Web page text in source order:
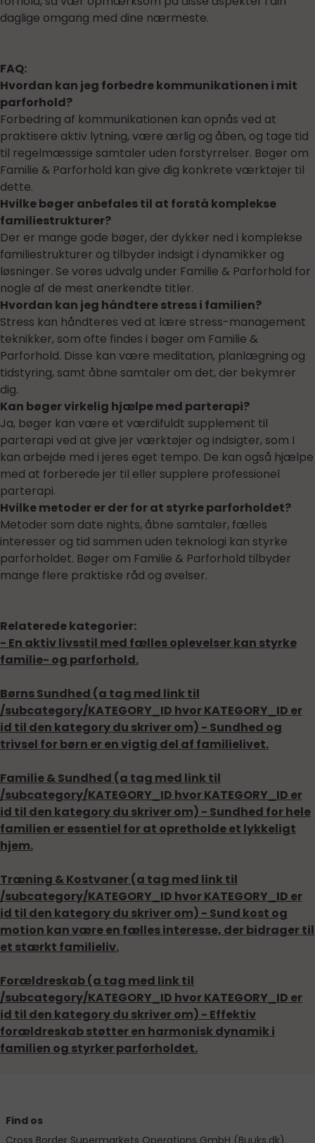
daglige omgang med dine nærmeste.
FAQ:
Hvordan kan jeg forbedre kommunikationen i mit
parforhold?
Forbedring af kommunikationen kan opnås ved at
praktisere aktiv lytning, være ærlig og åben, og tage tid
til regelmæssige samtaler uden forstyrrelser. Bøger om
Familie & Parforhold kan give dig konkrete værktøjer til
dette.
Hvilke bøger anbefales til at forstå komplekse
familiestrukturer?
Der er mange gode bøger, der dykker ned i komplekse
familiestrukturer og tilbyder indsigt i dynamikker og
løsninger. Se vores udvalg under Familie & Parforhold for
nogle af de mest anerkendte titler.
Hvordan kan jeg håndtere stress i familien?
Stress kan håndteres ved at lære stress-management
teknikker, som ofte findes i bøger om Familie &
Parforhold. Disse kan være meditation, planlægning og
tidstyring, samt åbne samtaler om det, der bekymrer
dig.
Kan bøger virkelig hjælpe med parterapi?
Ja, bøger kan være et værdifuldt supplement til
parterapi ved at give jer værktøjer og indsigter, som I
kan arbejde med i jeres eget tempo. De kan også hjælpe
med at forberede jer til eller supplere professionel
parterapi.
Hvilke metoder er der for at styrke parforholdet?
Metoder som date nights, åbne samtaler, fælles
interesser og tid sammen uden teknologi kan styrke
parforholdet. Bøger om Familie & Parforhold tilbyder
mange flere praktiske råd og øvelser.
Relaterede kategorier:
- En aktiv livsstil med fælles oplevelser kan styrke
familie- og parforhold.
Børns Sundhed (a tag med link til
/subcategory/KATEGORY_ID hvor KATEGORY_ID er
id til den kategory du skriver om) - Sundhed og
trivsel for børn er en vigtig del af familielivet.
Familie & Sundhed (a tag med link til
/subcategory/KATEGORY_ID hvor KATEGORY_ID er
id til den kategory du skriver om) - Sundhed for hele
familien er essentiel for at opretholde et lykkeligt
hjem.
Træning & Kostvaner (a tag med link til
/subcategory/KATEGORY_ID hvor KATEGORY_ID er
id til den kategory du skriver om) - Sund kost og
motion kan være en fælles interesse, der bidrager til
et stærkt familieliv.
Forældreskab (a tag med link til
/subcategory/KATEGORY_ID hvor KATEGORY_ID er
id til den kategory du skriver om) - Effektiv
forældreskab støtter en harmonisk dynamik i
familien og styrker parforholdet.
Find os